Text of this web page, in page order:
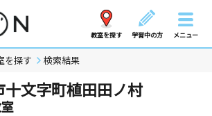
教室を探す 学習中の方 メニュー
を探す 検索結果
文字町植田田ノ村